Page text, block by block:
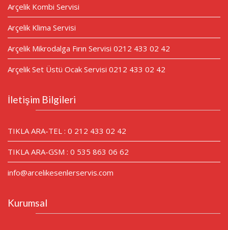
Arçelik Kombi Servisi
Arçelik Klima Servisi
Arçelik Mikrodalga Fırın Servisi 0212 433 02 42
Arçelik Set Üstü Ocak Servisi 0212 433 02 42
İletişim Bilgileri
TIKLA ARA-TEL : 0 212 433 02 42
TIKLA ARA-GSM : 0 535 863 06 62
info@arcelikesenlerservis.com
Kurumsal